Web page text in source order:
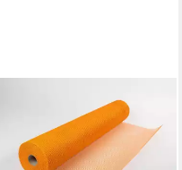
Glasfasergewebe 50m²
WDVS-Armierungsgewebe
Gewebe 165g/m² Orange